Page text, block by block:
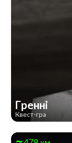
Гренні
Квест-гра